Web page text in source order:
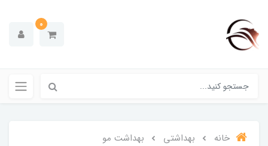
0
خانه بهداشتی
بهداشت مو